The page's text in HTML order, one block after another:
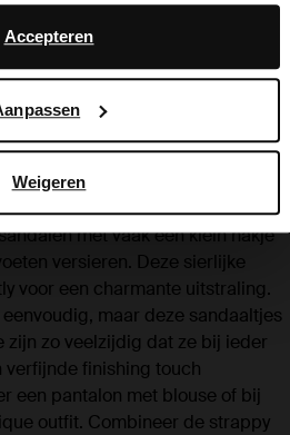
met Google voor advertentie-
informatie over hoe Google uw
vindt u op
Accepteren
Weigeren
everyday
zijn destrappy
met vaak een klein hakje
versieren. Deze sierlijke
voor een charmante uitstraling.
maar deze sandaaltjes
zijn zo veelzijdig dat ze bij ieder
verfijnde finishing touch
een pantalon met blouse of bij
outfit. Combineer de strappy